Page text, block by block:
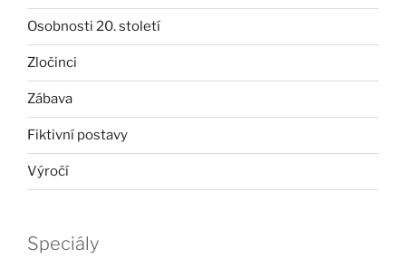
Osobnosti 20. století
Zločinci
Zábava
Fiktivní postavy
Výročí
Speciály